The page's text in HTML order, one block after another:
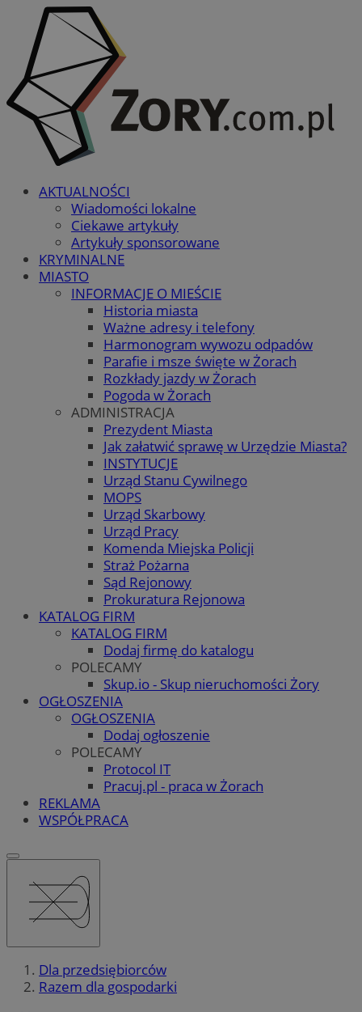
AKTUALNOŚCI
Wiadomości lokalne
Ciekawe artykuły
Artykuły sponsorowane
KRYMINALNE
MIASTO
INFORMACJE O MIEŚCIE
Historia miasta
Ważne adresy i telefony
Harmonogram wywozu odpadów
Parafie i msze święte w Żorach
Rozkłady jazdy w Żorach
Pogoda w Żorach
ADMINISTRACJA
Prezydent Miasta
Jak załatwić sprawę w Urzędzie Miasta?
INSTYTUCJE
Urząd Stanu Cywilnego
MOPS
Urząd Skarbowy
Urząd Pracy
Komenda Miejska Policji
Straż Pożarna
Sąd Rejonowy
Prokuratura Rejonowa
KATALOG FIRM
KATALOG FIRM
Dodaj firmę do katalogu
POLECAMY
Skup.io - Skup nieruchomości Żory
OGŁOSZENIA
OGŁOSZENIA
Dodaj ogłoszenie
POLECAMY
Protocol IT
Pracuj.pl - praca w Żorach
REKLAMA
WSPÓŁPRACA
Dla przedsiębiorców
Razem dla gospodarki